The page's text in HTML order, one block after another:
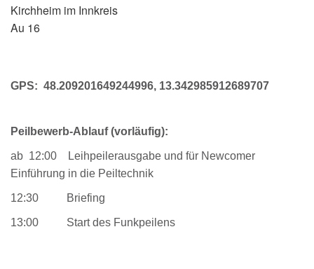
Kirchheim im Innkreis
Au 16
GPS: 48.209201649244996, 13.342985912689707
Peilbewerb-Ablauf (vorläufig):
ab 12:00 Leihpeilerausgabe und für Newcomer
Einführung in die Peiltechnik
12:30 Briefing
13:00 Start des Funkpeilens